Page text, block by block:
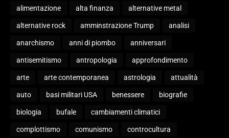
alimentazione alta finanza alternative metal
alternative rock amminstrazione Trump analisi
anarchismo anni di piombo anniversari
antisemitismo antropologia approfondimento
arte arte contemporanea astrologia attualità
auto basi militari USA benessere biografie
biologia bufale cambiamenti climatici
complottismo comunismo controcultura